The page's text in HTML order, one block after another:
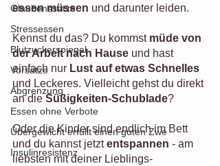
Glaubenssätze
Stressessen
Blutzuckerspiegel
Vorsätze
Abgrenzung
Essen ohne Verbote
Übergewicht erfüllt einen guten Zwe
Insulinresistenz
essen müssen und darunter leiden.
Kennst du das? Du kommst müde von
der Arbeit nach Hause und hast
einfach nur Lust auf etwas Schnelles
und Leckeres. Vielleicht gehst du direkt
an die Süßigkeiten-Schublade?
Oder die Kinder sind endlich im Bett
und du kannst jetzt entspannen - am
liebsten mit deiner Lieblings-